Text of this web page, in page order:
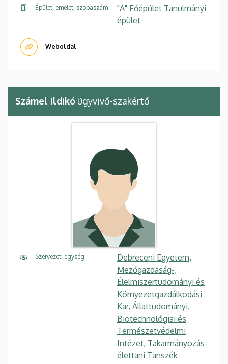
Épület, emelet, szobaszám
"A" Főépület Tanulmányi
épület
Weboldal
Számel Ildikó ügyvivő-szakértő
Szervezeti egység
Debreceni Egyetem,
Mezőgazdaság-,
Élelmiszertudományi és
Környezetgazdálkodási
Kar, Állattudományi,
Biotechnológiai és
Természetvédelmi
Intézet, Takarmányozás-
élettani Tanszék